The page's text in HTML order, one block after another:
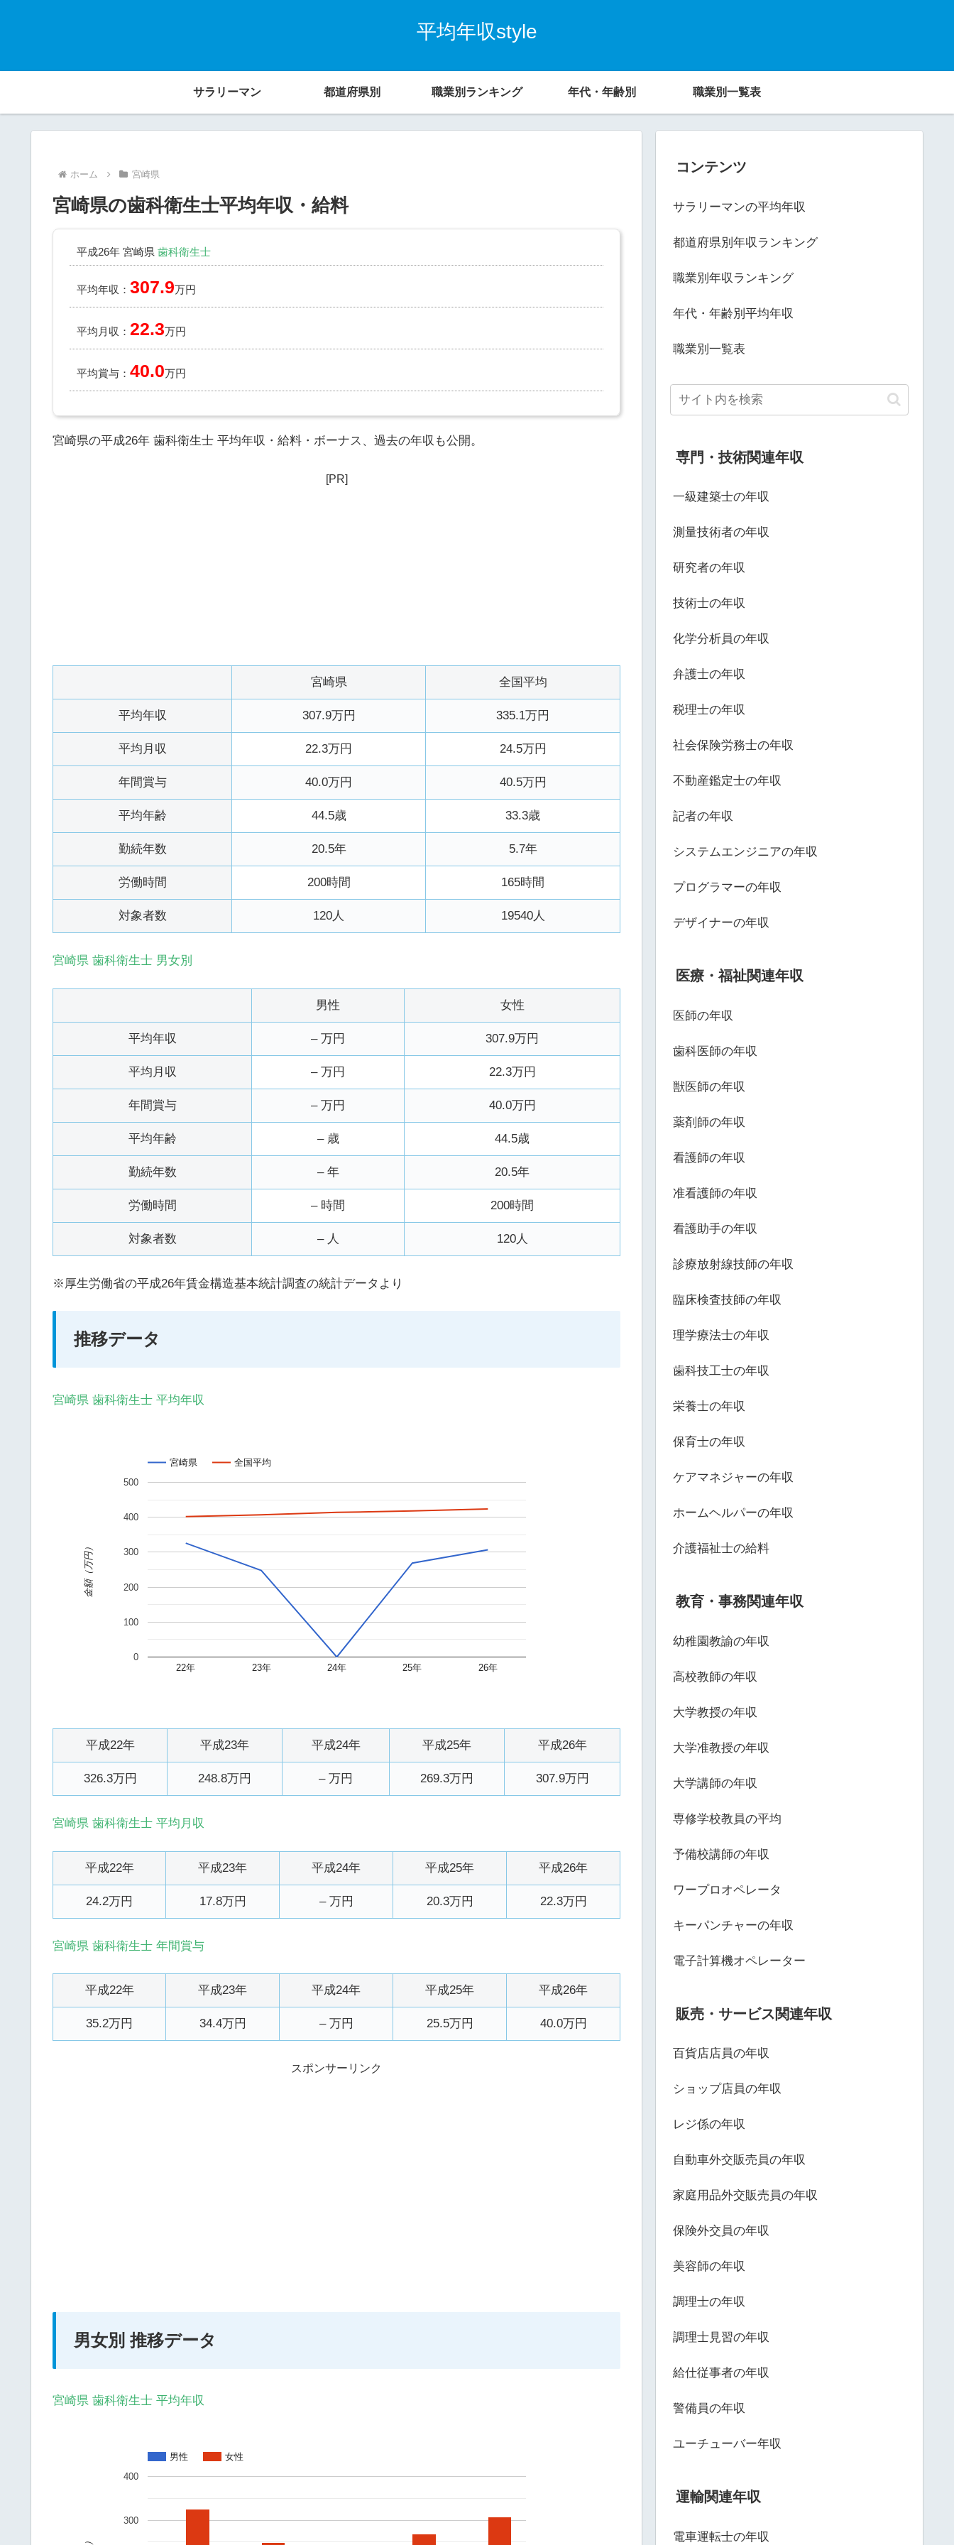
平均年収style
サラリーマン 都道府県別 職業別ランキング 年代・年齢別 職業別一覧表
ホーム 宮崎県
宮崎県の歯科衛生士平均年収・給料
平成26年 宮崎県 歯科衛生士
平均年収： 307.9万円
平均月収： 22.3万円
平均賞与： 40.0万円
宮崎県の平成26年 歯科衛生士 平均年収・給料・ボーナス、過去の年収も公開。
[PR]
宮崎県 全国平均
平均年収 307.9万円 335.1万円
平均月収 22.3万円 24.5万円
年間賞与 40.0万円 40.5万円
平均年齢 44.5歳 33.3歳
勤続年数 20.5年 5.7年
労働時間 200時間 165時間
対象者数 120人 19540人
宮崎県 歯科衛生士 男女別
男性 女性
平均年収 – 万円 307.9万円
平均月収 – 万円 22.3万円
年間賞与 – 万円 40.0万円
平均年齢 – 歳 44.5歳
勤続年数 – 年 20.5年
労働時間 – 時間 200時間
対象者数 – 人 120人
※厚生労働省の平成26年賃金構造基本統計調査の統計データより
推移データ
宮崎県 歯科衛生士 平均年収
宮崎県 全国平均
22年 23年 24年 25年 26年
0
100
200
300
400
500
金額（万円）
平成22年 平成23年 平成24年 平成25年 平成26年
326.3万円 248.8万円 – 万円 269.3万円 307.9万円
宮崎県 歯科衛生士 平均月収
平成22年 平成23年 平成24年 平成25年 平成26年
24.2万円 17.8万円 – 万円 20.3万円 22.3万円
宮崎県 歯科衛生士 年間賞与
平成22年 平成23年 平成24年 平成25年 平成26年
35.2万円 34.4万円 – 万円 25.5万円 40.0万円
スポンサーリンク
男女別 推移データ
宮崎県 歯科衛生士 平均年収
男性 女性
300
400
コンテンツ
サラリーマンの平均年収
都道府県別年収ランキング
職業別年収ランキング
年代・年齢別平均年収
職業別一覧表
専門・技術関連年収
一級建築士の年収
測量技術者の年収
研究者の年収
技術士の年収
化学分析員の年収
弁護士の年収
税理士の年収
社会保険労務士の年収
不動産鑑定士の年収
記者の年収
システムエンジニアの年収
プログラマーの年収
デザイナーの年収
医療・福祉関連年収
医師の年収
歯科医師の年収
獣医師の年収
薬剤師の年収
看護師の年収
准看護師の年収
看護助手の年収
診療放射線技師の年収
臨床検査技師の年収
理学療法士の年収
歯科技工士の年収
栄養士の年収
保育士の年収
ケアマネジャーの年収
ホームヘルパーの年収
介護福祉士の給料
教育・事務関連年収
幼稚園教諭の年収
高校教師の年収
大学教授の年収
大学准教授の年収
大学講師の年収
専修学校教員の平均
予備校講師の年収
ワープロオペレータ
キーパンチャーの年収
電子計算機オペレーター
販売・サービス関連年収
百貨店店員の年収
ショップ店員の年収
レジ係の年収
自動車外交販売員の年収
家庭用品外交販売員の年収
保険外交員の年収
美容師の年収
調理士の年収
調理士見習の年収
給仕従事者の年収
警備員の年収
ユーチューバー年収
運輸関連年収
電車運転士の年収